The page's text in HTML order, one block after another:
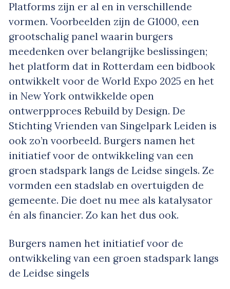
Platforms zijn er al en in verschillende
vormen. Voorbeelden zijn de G1000, een
grootschalig panel waarin burgers
meedenken over belangrijke beslissingen;
het platform dat in Rotterdam een bidbook
ontwikkelt voor de World Expo 2025 en het
in New York ontwikkelde open
ontwerpproces Rebuild by Design. De
Stichting Vrienden van Singelpark Leiden is
ook zo’n voorbeeld. Burgers namen het
initiatief voor de ontwikkeling van een
groen stadspark langs de Leidse singels. Ze
vormden een stadslab en overtuigden de
gemeente. Die doet nu mee als katalysator
én als financier. Zo kan het dus ook.
Burgers namen het initiatief voor de
ontwikkeling van een groen stadspark langs
de Leidse singels